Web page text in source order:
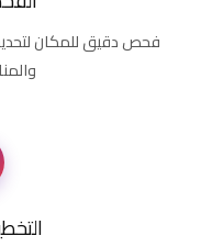
فحص دقيق للمكان